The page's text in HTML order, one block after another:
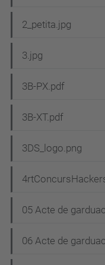
2_petita.jpg
3.jpg
3B-PX.pdf
3B-XT.pdf
3DS_logo.png
05 Acte de
06 Acte de